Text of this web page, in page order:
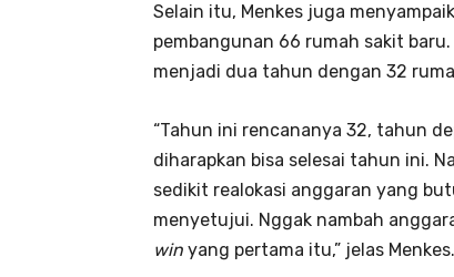
Selain itu, Menkes juga
pembangunan 66 rumah sakit
menjadi dua tahun dengan 32
“Tahun ini rencananya 32, tahun
diharapkan bisa selesai tahun ini.
sedikit realokasi anggaran yang
menyetujui. Nggak nambah
win yang pertama itu,” jelas Menkes.